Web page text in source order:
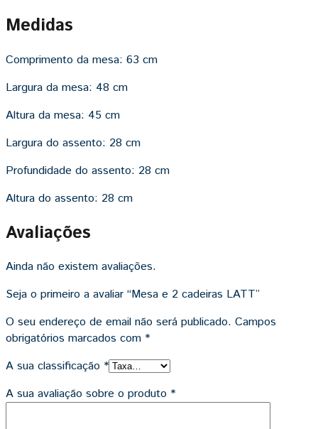
Medidas
Comprimento da mesa: 63 cm
Largura da mesa: 48 cm
Altura da mesa: 45 cm
Largura do assento: 28 cm
Profundidade do assento: 28 cm
Altura do assento: 28 cm
Avaliações
Ainda não existem avaliações.
Seja o primeiro a avaliar “Mesa e 2 cadeiras LATT”
O seu endereço de email não será publicado. Campos
obrigatórios marcados com *
A sua classificação *
A sua avaliação sobre o produto *